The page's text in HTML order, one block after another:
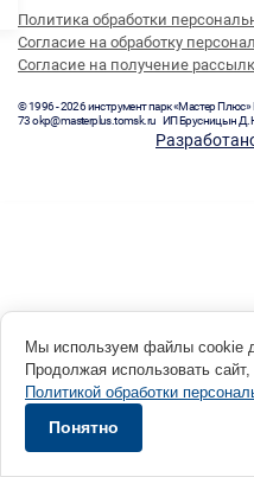
Политика обработки
Согласие на обработку
Согласие на получение
© 1996 - 2026 инструмент парк «Мастер Плюс»
73 okp@masterplus.tomsk.ru ИП Брусницын
Мы используем файлы cookie
Продолжая использовать
Политикой обработки
Понятно